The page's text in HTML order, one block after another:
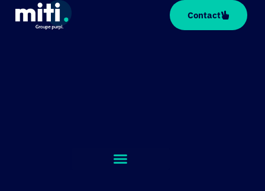
Panneau de gestion des cookies
Contact